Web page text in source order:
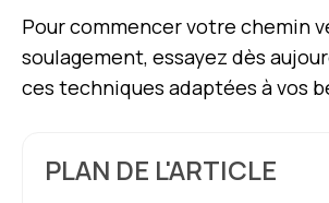
Pour commencer votre chemin
soulagement, essayez dès
ces techniques adaptées à vos
PLAN DE L'ARTICLE